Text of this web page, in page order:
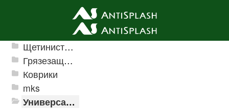
Ячеистые грязезащитные покрытия
Щетинистые покрытия
Грязезащитные, влаговпитывающие покрытия
Коврики
mks
Универсальные модульные покрытия